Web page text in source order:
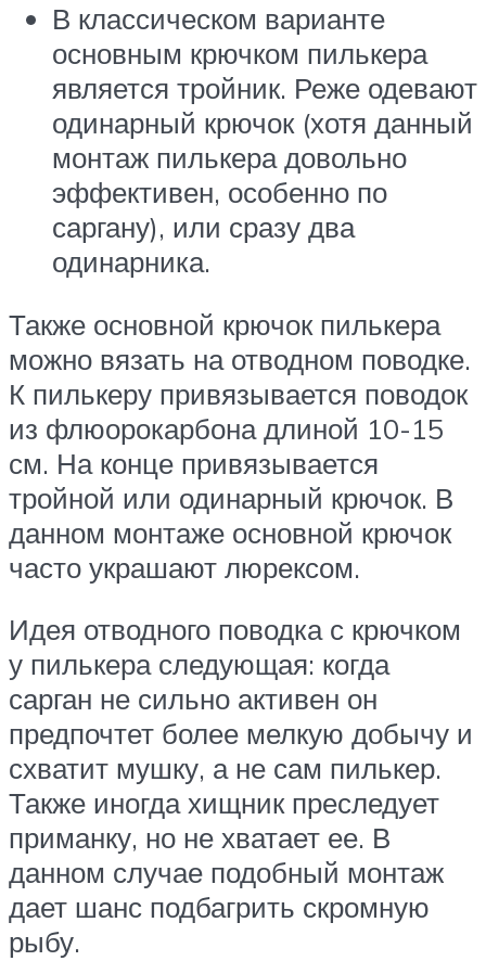
В классическом варианте
основным крючком пилькера
является тройник. Реже одевают
одинарный крючок (хотя данный
монтаж пилькера довольно
эффективен, особенно по
саргану), или сразу два
одинарника.
Также основной крючок пилькера
можно вязать на отводном поводке.
К пилькеру привязывается поводок
из флюорокарбона длиной 10-15
см. На конце привязывается
тройной или одинарный крючок. В
данном монтаже основной крючок
часто украшают люрексом.
Идея отводного поводка с крючком
у пилькера следующая: когда
сарган не сильно активен он
предпочтет более мелкую добычу и
схватит мушку, а не сам пилькер.
Также иногда хищник преследует
приманку, но не хватает ее. В
данном случае подобный монтаж
дает шанс подбагрить скромную
рыбу.